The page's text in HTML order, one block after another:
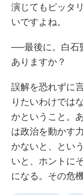
演じてもピッタ
いですよね。
──最後に。白石
ありますか？
誤解を恐れずに
りたいわけでは
かということ。
は政治を動かす
かないと、とい
いと、ホントに
になる。その危